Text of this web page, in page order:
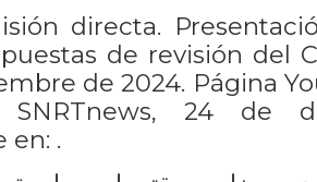
directa.
de revisión del
de 2024. Página
SNRTnews, 24 de
en: .